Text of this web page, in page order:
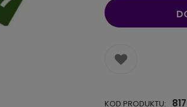
KOD PRODUKTU: